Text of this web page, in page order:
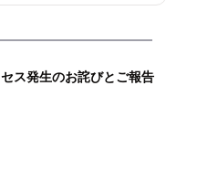
ス発生のお詫びとご報告